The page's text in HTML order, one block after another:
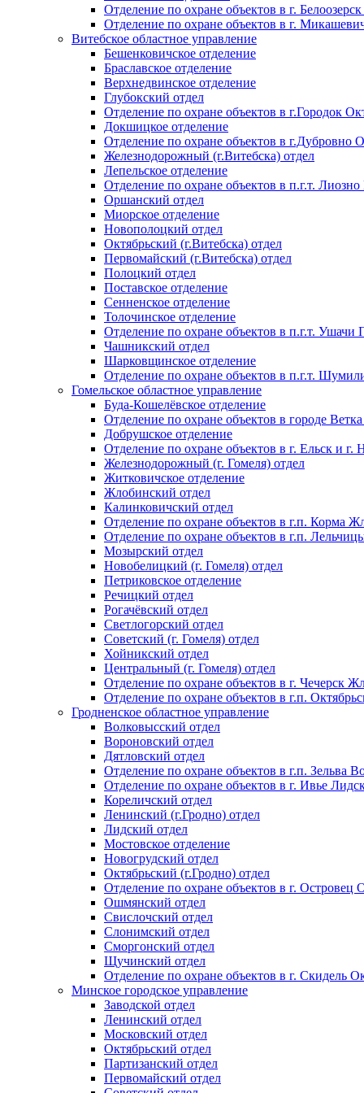
Отделение по охране объектов в г. Белоозерск
Отделение по охране объектов в г.
Витебское областное управление
Бешенковичское отделение
Браславское отделение
Верхнедвинское отделение
Глубокский отдел
Отделение по охране объектов в г.Городок
Докшицкое отделение
Отделение по охране объектов в г.Дубровно
Железнодорожный (г.Витебска) отдел
Лепельское отделение
Отделение по охране объектов в п.г.т.
Оршанский отдел
Миорское отделение
Новополоцкий отдел
Октябрьский (г.Витебска) отдел
Первомайский (г.Витебска) отдел
Полоцкий отдел
Поставское отделение
Сенненское отделение
Толочинское отделение
Отделение по охране объектов в п.г.т. Ушачи
Чашникский отдел
Шарковщинское отделение
Отделение по охране объектов в п.г.т.
Гомельское областное управление
Буда-Кошелёвское отделение
Отделение по охране объектов в городе
Добрушское отделение
Отделение по охране объектов в г. Ельск и г.
Железнодорожный (г. Гомеля) отдел
Житковичское отделение
Жлобинский отдел
Калинковичский отдел
Отделение по охране объектов в г.п. Корма
Отделение по охране объектов в г.п.
Мозырский отдел
Новобелицкий (г. Гомеля) отдел
Петриковское отделение
Речицкий отдел
Рогачёвский отдел
Светлогорский отдел
Советский (г. Гомеля) отдел
Хойникский отдел
Центральный (г. Гомеля) отдел
Отделение по охране объектов в г. Чечерск
Отделение по охране объектов в г.п.
Гродненское областное управление
Волковысский отдел
Вороновский отдел
Дятловский отдел
Отделение по охране объектов в г.п. Зельва
Отделение по охране объектов в г. Ивье
Кореличский отдел
Ленинский (г.Гродно) отдел
Лидский отдел
Мостовское отделение
Новогрудский отдел
Октябрьский (г.Гродно) отдел
Отделение по охране объектов в г. Островец
Ошмянский отдел
Свислочский отдел
Слонимский отдел
Сморгонский отдел
Щучинский отдел
Отделение по охране объектов в г. Скидель
Минское городское управление
Заводской отдел
Ленинский отдел
Московский отдел
Октябрьский отдел
Партизанский отдел
Первомайский отдел